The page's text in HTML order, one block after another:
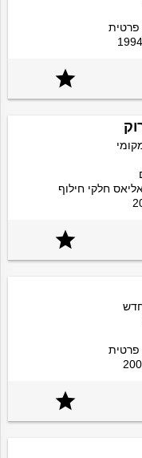
פרטית

חלקי חילוף

פרטית
